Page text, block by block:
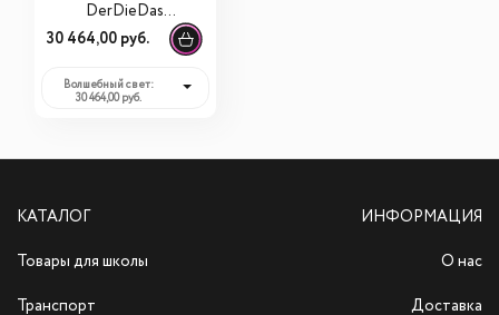
DerDieDas
ErgoFlex Tiny
"Волшебный свет"
30 464,00 руб.
Волшебный свет:
30 464,00 руб.
КАТАЛОГ
Товары для школы
Транспорт
ИНФОРМАЦИЯ
О нас
Доставка